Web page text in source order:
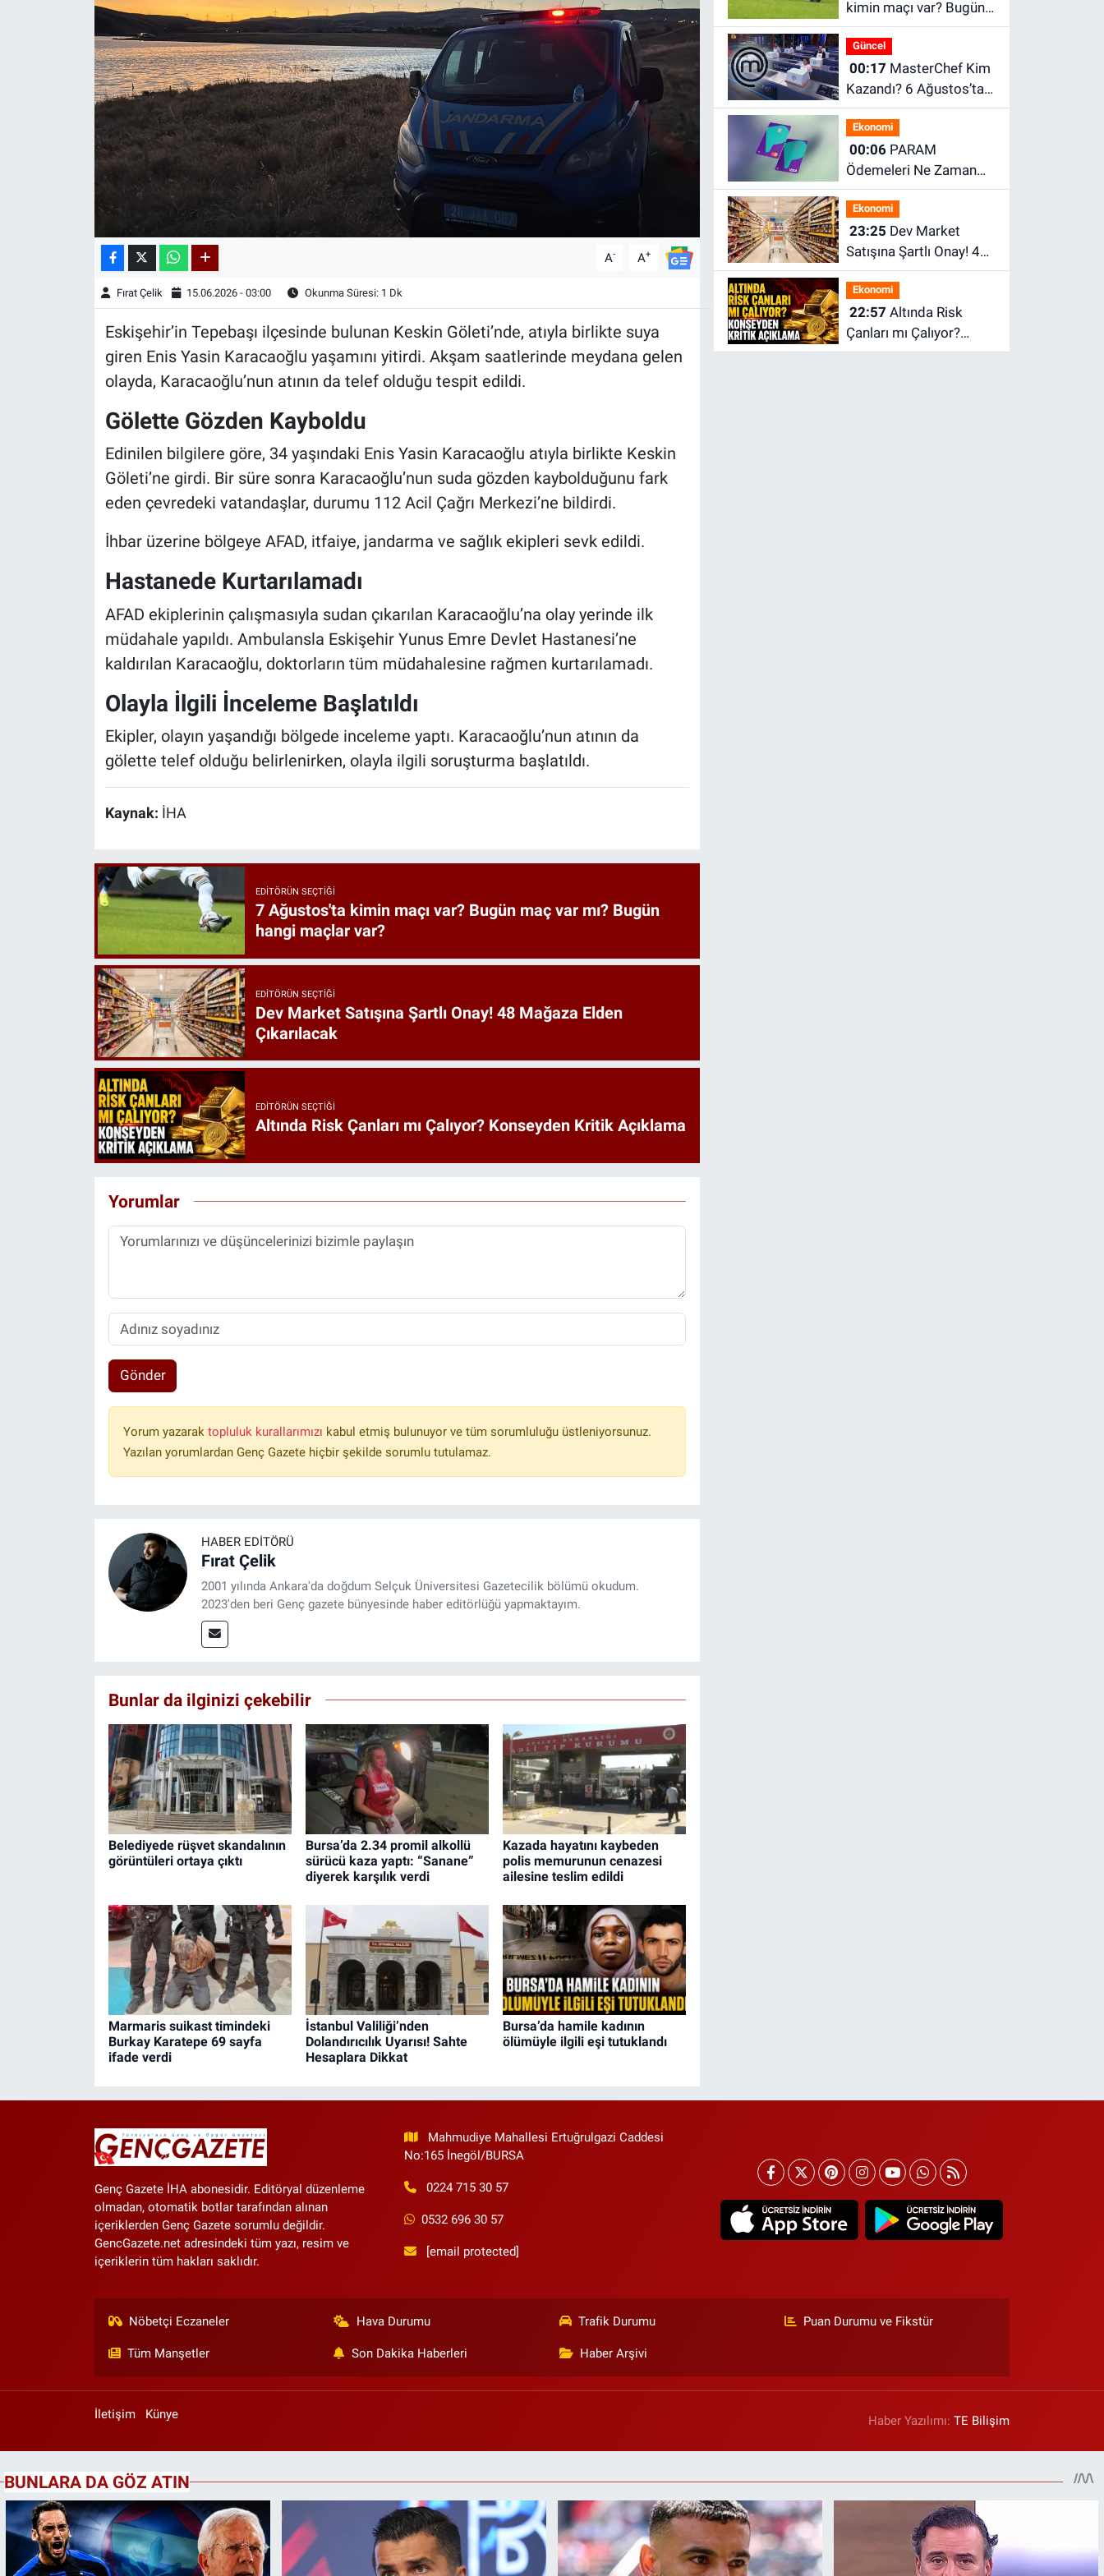
A- A+
Fırat Çelik 15.06.2026 - 03:00 Okunma Süresi: 1 Dk
Eskişehir’in Tepebaşı ilçesinde bulunan Keskin Göleti’nde, atıyla birlikte suya
giren Enis Yasin Karacaoğlu yaşamını yitirdi. Akşam saatlerinde meydana gelen
olayda, Karacaoğlu’nun atının da telef olduğu tespit edildi.
Gölette Gözden Kayboldu
Edinilen bilgilere göre, 34 yaşındaki Enis Yasin Karacaoğlu atıyla birlikte Keskin
Göleti’ne girdi. Bir süre sonra Karacaoğlu’nun suda gözden kaybolduğunu fark
eden çevredeki vatandaşlar, durumu 112 Acil Çağrı Merkezi’ne bildirdi.
İhbar üzerine bölgeye AFAD, itfaiye, jandarma ve sağlık ekipleri sevk edildi.
Hastanede Kurtarılamadı
AFAD ekiplerinin çalışmasıyla sudan çıkarılan Karacaoğlu’na olay yerinde ilk
müdahale yapıldı. Ambulansla Eskişehir Yunus Emre Devlet Hastanesi’ne
kaldırılan Karacaoğlu, doktorların tüm müdahalesine rağmen kurtarılamadı.
Olayla İlgili İnceleme Başlatıldı
Ekipler, olayın yaşandığı bölgede inceleme yaptı. Karacaoğlu’nun atının da
gölette telef olduğu belirlenirken, olayla ilgili soruşturma başlatıldı.
Kaynak: İHA
EDITÖRÜN SEÇTIĞI
7 Ağustos'ta kimin maçı var? Bugün maç var mı? Bugün
hangi maçlar var?
EDITÖRÜN SEÇTIĞI
Dev Market Satışına Şartlı Onay! 48 Mağaza Elden
Çıkarılacak
EDITÖRÜN SEÇTIĞI
Altında Risk Çanları mı Çalıyor? Konseyden Kritik Açıklama
Yorumlar
Gönder
Yorum yazarak topluluk kurallarımızı kabul etmiş bulunuyor ve tüm sorumluluğu üstleniyorsunuz.
Yazılan yorumlardan Genç Gazete hiçbir şekilde sorumlu tutulamaz.
HABER EDITÖRÜ
Fırat Çelik
2001 yılında Ankara'da doğdum Selçuk Üniversitesi Gazetecilik bölümü okudum.
2023'den beri Genç gazete bünyesinde haber editörlüğü yapmaktayım.
Bunlar da ilginizi çekebilir
Belediyede rüşvet skandalının
görüntüleri ortaya çıktı
Bursa’da 2.34 promil alkollü
sürücü kaza yaptı: “Sanane”
diyerek karşılık verdi
Kazada hayatını kaybeden
polis memurunun cenazesi
ailesine teslim edildi
Marmaris suikast timindeki
Burkay Karatepe 69 sayfa
ifade verdi
İstanbul Valiliği’nden
Dolandırıcılık Uyarısı! Sahte
Hesaplara Dikkat
Bursa’da hamile kadının
ölümüyle ilgili eşi tutuklandı
kimin maçı var? Bugün
maç var mı? Bugün
hangi maçlar var?
Güncel
00:17
Kazandı? 6 Ağustos’ta
Ana Kadroya Kim Girdi?
Ekonomi
00:06PARAM
Ödemeleri Ne Zaman
Başlayacak? ParamPOS
Hak Edişleri İçin Ödeme
Açıklaması
Ekonomi
23:25
Satışına Şartlı Onay! 48
Mağaza Elden
Çıkarılacak
Ekonomi
22:57
Çanları mı Çalıyor?
Konseyden Kritik
Genç Gazete İHA abonesidir. Editöryal düzenleme
olmadan, otomatik botlar tarafından alınan
içeriklerden Genç Gazete sorumlu değildir.
GencGazete.net adresindeki tüm yazı, resim ve
içeriklerin tüm hakları saklıdır.
Mahmudiye Mahallesi Ertuğrulgazi Caddesi
No:165 İnegöl/BURSA
0224 715 30 57
0532 696 30 57
[email protected]
Nöbetçi Eczaneler Hava Durumu Trafik Durumu Puan Durumu ve Fikstür
Tüm Manşetler Son Dakika Haberleri Haber Arşivi
İletişim Künye Haber Yazılımı:TE Bilişim
Kültür & Sanat
Teknoloji
Yazarlar